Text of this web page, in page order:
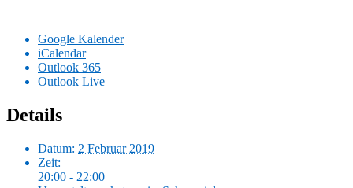
Google Kalender
iCalendar
Outlook 365
Outlook Live
Details
Datum: 2 Februar 2019
Zeit:
20:00 - 22:00